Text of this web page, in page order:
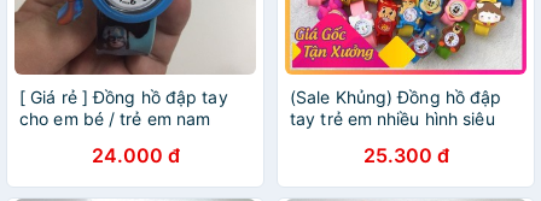
[ Giá rẻ ] Đồng hồ đập tay
cho em bé / trẻ em nam
24.000 đ
(Sale Khủng) Đồng hồ đập
tay trẻ em nhiều hình siêu
25.300 đ